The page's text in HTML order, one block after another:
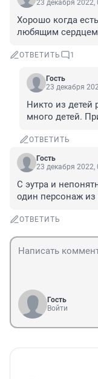
23 декабря 2022,
Хорошо когда
любящим
ОТВЕТИТЬ 1
Гость
23 декабря
Никто из детей
много детей.
ОТВЕТИТЬ
Гость
23 декабря 2022,
С эутра и
один персонаж из
ОТВЕТИТЬ
Гость
Войти